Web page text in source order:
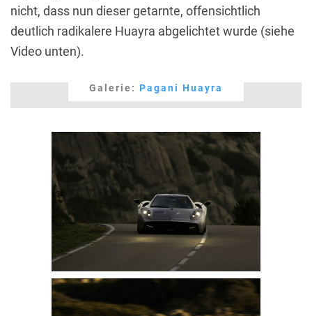
nicht, dass nun dieser getarnte, offensichtlich
deutlich radikalere Huayra abgelichtet wurde (siehe
Video unten).
Galerie: Pagani Huayra